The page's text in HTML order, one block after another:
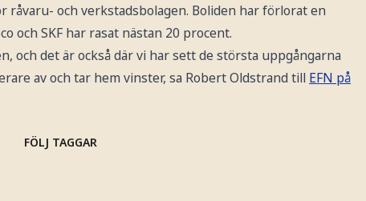
och verkstadsbolagen. Boliden har förlorat en
och SKF har rasat nästan 20 procent.
och det är också där vi har sett de största uppgångarna
av och tar hem vinster, sa Robert Oldstrand till EFN på
FÖLJ TAGGAR